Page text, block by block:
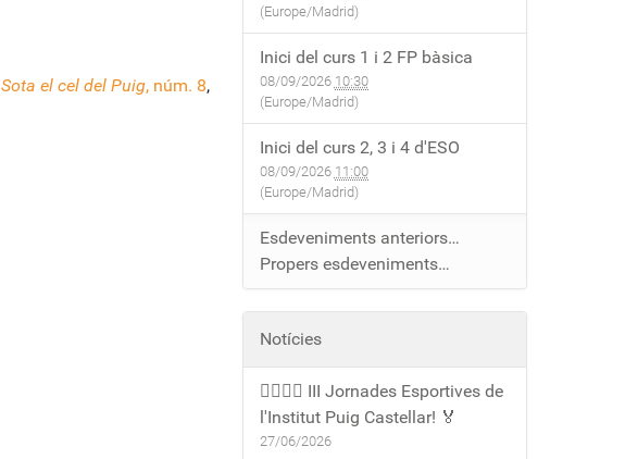
Sota el cel del Puig, núm. 8,
(Europe/Madrid)
Inici del curs 1 i 2 FP bàsica
08/09/2026 10:30
(Europe/Madrid)
Inici del curs 2, 3 i 4 d'ESO
08/09/2026 11:00
(Europe/Madrid)
Esdeveniments anteriors…
Propers esdeveniments…
Notícies
🏃‍♀️🏃‍♂️ III Jornades Esportives de
l'Institut Puig Castellar! 🏅
27/06/2026